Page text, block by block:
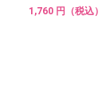
1,760 円（税込）